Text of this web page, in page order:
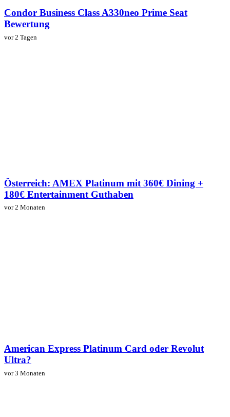
Condor Business Class A330neo Prime Seat
Bewertung
vor 2 Tagen
Österreich: AMEX Platinum mit 360€ Dining +
180€ Entertainment Guthaben
vor 2 Monaten
American Express Platinum Card oder Revolut
Ultra?
vor 3 Monaten